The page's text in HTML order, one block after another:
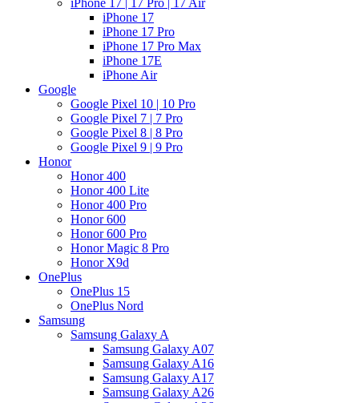
iPhone 17 | 17 Pro | 17 Air
iPhone 17
iPhone 17 Pro
iPhone 17 Pro Max
iPhone 17E
iPhone Air
Google
Google Pixel 10 | 10 Pro
Google Pixel 7 | 7 Pro
Google Pixel 8 | 8 Pro
Google Pixel 9 | 9 Pro
Honor
Honor 400
Honor 400 Lite
Honor 400 Pro
Honor 600
Honor 600 Pro
Honor Magic 8 Pro
Honor X9d
OnePlus
OnePlus 15
OnePlus Nord
Samsung
Samsung Galaxy A
Samsung Galaxy A07
Samsung Galaxy A16
Samsung Galaxy A17
Samsung Galaxy A26